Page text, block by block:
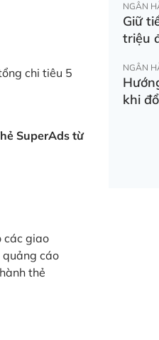
chi tiêu 5
SuperAds từ
các giao
cáo
thẻ
NGÂN
Giữ
triệu
NGÂN
khi